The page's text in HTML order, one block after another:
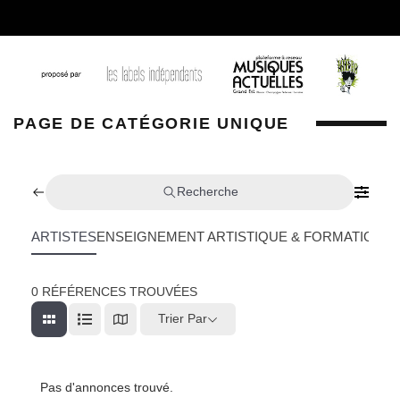
PAGE DE CATÉGORIE UNIQUE
Recherche
ARTISTESENSEIGNEMENT ARTISTIQUE & FORMATION
0 RÉFÉRENCES TROUVÉES
Trier Par
Pas d'annonces trouvé.